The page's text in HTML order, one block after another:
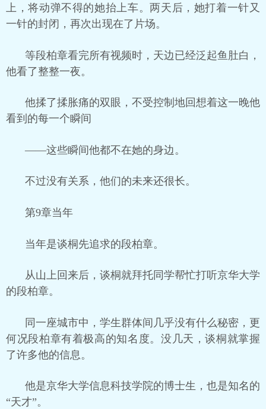
上，将动弹不得的她抬上车。两天后，她打着一针又
一针的封闭，再次出现在了片场。
等段柏章看完所有视频时，天边已经泛起鱼肚白，
他看了整整一夜。
他揉了揉胀痛的双眼，不受控制地回想着这一晚他
看到的每一个瞬间
——这些瞬间他都不在她的身边。
不过没有关系，他们的未来还很长。
第9章当年
当年是谈桐先追求的段柏章。
从山上回来后，谈桐就拜托同学帮忙打听京华大学
的段柏章。
同一座城市中，学生群体间几乎没有什么秘密，更
何况段柏章有着极高的知名度。没几天，谈桐就掌握
了许多他的信息。
他是京华大学信息科技学院的博士生，也是知名的
“天才”。